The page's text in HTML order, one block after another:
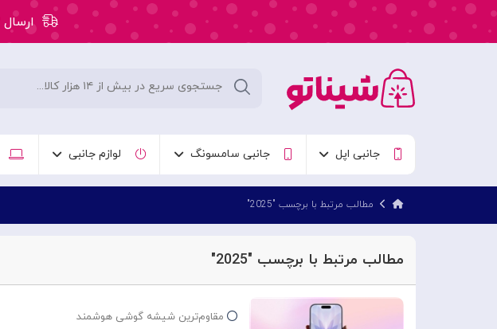
ارسال ۲ ساعته سفارشات تهران
جانبی اپل جانبی سامسونگ لوازم جانبی
مطالب مرتبط با برچسب "2025"
مطالب مرتبط با برچسب "2025"
مقاوم‌ترین شیشه گوشی هوشمند